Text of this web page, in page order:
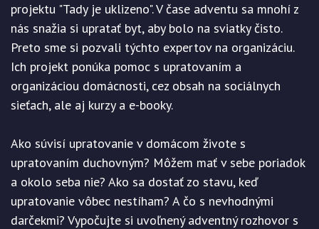
projektu "Tady je uklizeno". V čase adventu sa mnohí z
nás snažia si upratať byt, aby bolo na sviatky čisto.
Preto sme si pozvali týchto expertov na organizáciu.
Ich projekt ponúka pomoc s upratovaním a
organizáciou domácnosti, cez obsah na sociálnych
sieťach, ale aj kurzy a e-booky.
Ako súvisí upratovanie v domácom živote s
upratovaním duchovným? Môžem mať v sebe poriadok
a okolo seba nie? Ako sa dostať zo stavu, keď
upratovanie vôbec nestíham? A čo s nevhodnými
darčekmi? Vypočujte si uvoľnený adventný rozhovor s